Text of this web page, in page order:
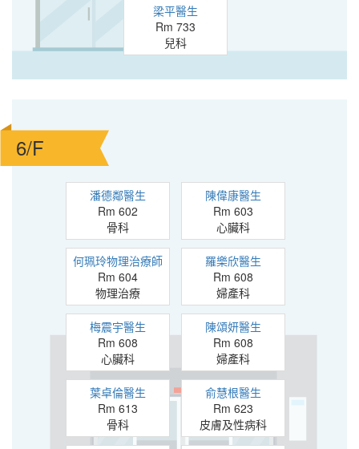
梁平醫生
Rm 733
兒科
6/F
潘德鄰醫生
Rm 602
骨科
陳偉康醫生
Rm 603
心臟科
何珮玲物理治療師
Rm 604
物理治療
羅樂欣醫生
Rm 608
婦產科
梅震宇醫生
Rm 608
心臟科
陳頌妍醫生
Rm 608
婦產科
葉卓倫醫生
Rm 613
骨科
俞慧根醫生
Rm 623
皮膚及性病科